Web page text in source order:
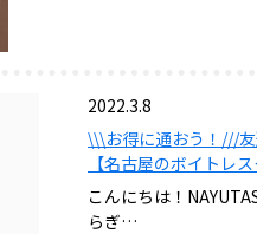
2022.3.8
\\\お得に通おう！///
【名古屋のボイトレ
こんにちは！
らぎ…